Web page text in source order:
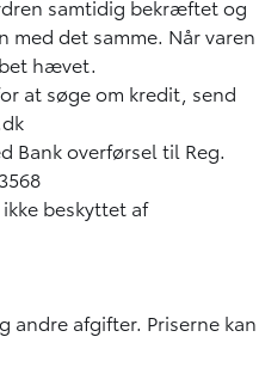
samtidig bekræftet og
med det samme. Når varen
hævet.
at søge om kredit, send
Bank overførsel til Reg.
beskyttet af
andre afgifter. Priserne kan